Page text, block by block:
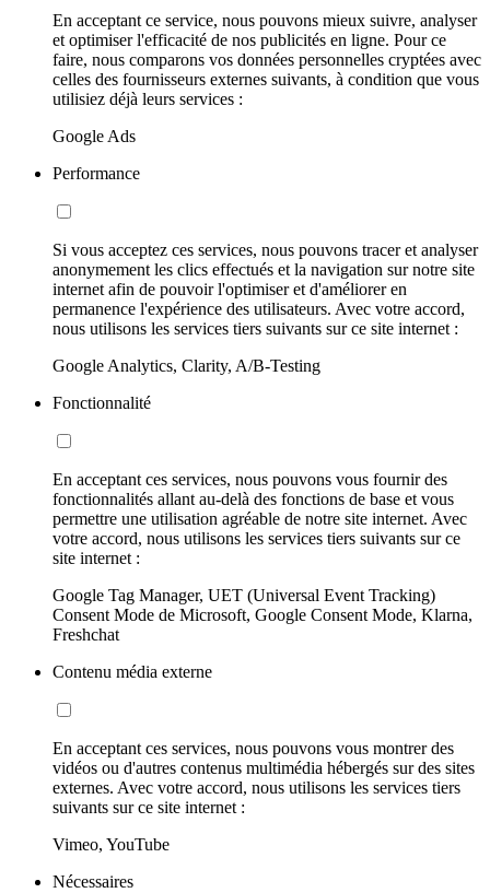
En acceptant ce service, nous pouvons mieux suivre, analyser
et optimiser l'efficacité de nos publicités en ligne. Pour ce
faire, nous comparons vos données personnelles cryptées avec
celles des fournisseurs externes suivants, à condition que vous
utilisiez déjà leurs services :
Google Ads
Performance
Si vous acceptez ces services, nous pouvons tracer et analyser
anonymement les clics effectués et la navigation sur notre site
internet afin de pouvoir l'optimiser et d'améliorer en
permanence l'expérience des utilisateurs. Avec votre accord,
nous utilisons les services tiers suivants sur ce site internet :
Google Analytics, Clarity, A/B-Testing
Fonctionnalité
En acceptant ces services, nous pouvons vous fournir des
fonctionnalités allant au-delà des fonctions de base et vous
permettre une utilisation agréable de notre site internet. Avec
votre accord, nous utilisons les services tiers suivants sur ce
site internet :
Google Tag Manager, UET (Universal Event Tracking)
Consent Mode de Microsoft, Google Consent Mode, Klarna,
Freshchat
Contenu média externe
En acceptant ces services, nous pouvons vous montrer des
vidéos ou d'autres contenus multimédia hébergés sur des sites
externes. Avec votre accord, nous utilisons les services tiers
suivants sur ce site internet :
Vimeo, YouTube
Nécessaires